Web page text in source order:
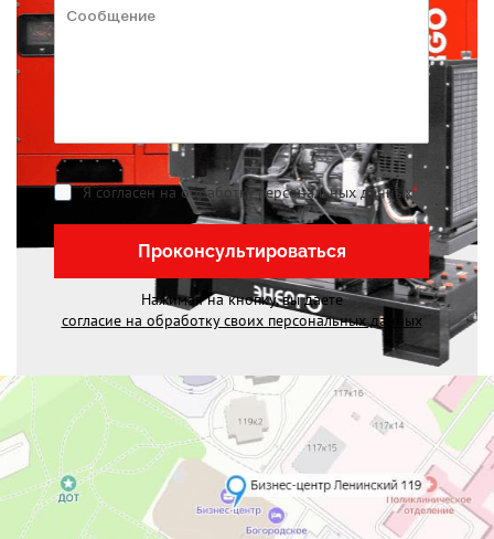
Я согласен на обработку персональных данных*
Проконсультироваться
Нажимая на кнопку, вы даете
согласие на обработку своих персональных данных